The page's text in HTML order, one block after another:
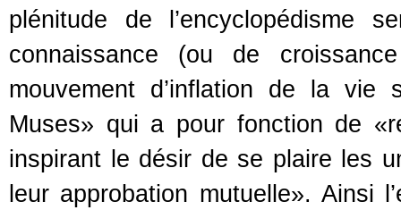
plénitude de l’encyclopédisme
connaissance (ou de
mouvement d’inflation de la
Muses» qui a pour fonction de
inspirant le désir de se plaire les
leur approbation mutuelle». Ainsi